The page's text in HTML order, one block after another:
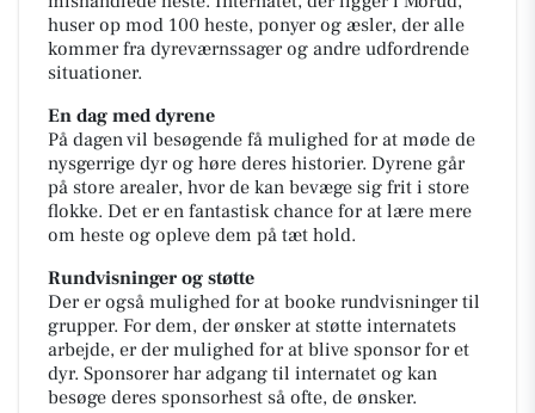
huser op mod 100 heste, ponyer og æsler, der alle
kommer fra dyreværnssager og andre udfordrende
situationer.
En dag med dyrene
På dagen vil besøgende få mulighed for at møde de
nysgerrige dyr og høre deres historier. Dyrene går
på store arealer, hvor de kan bevæge sig frit i store
flokke. Det er en fantastisk chance for at lære mere
om heste og opleve dem på tæt hold.
Rundvisninger og støtte
Der er også mulighed for at booke rundvisninger til
grupper. For dem, der ønsker at støtte internatets
arbejde, er der mulighed for at blive sponsor for et
dyr. Sponsorer har adgang til internatet og kan
besøge deres sponsorhest så ofte, de ønsker.